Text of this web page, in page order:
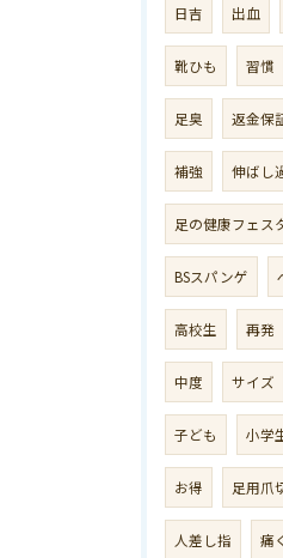
日吉 出血
靴ひも 習慣
足臭 返金保
補強 伸ばし
足の健康フェス
BSスパンゲ
高校生 再発
中度 サイズ
子ども 小学
お得 足用爪
人差し指 痛